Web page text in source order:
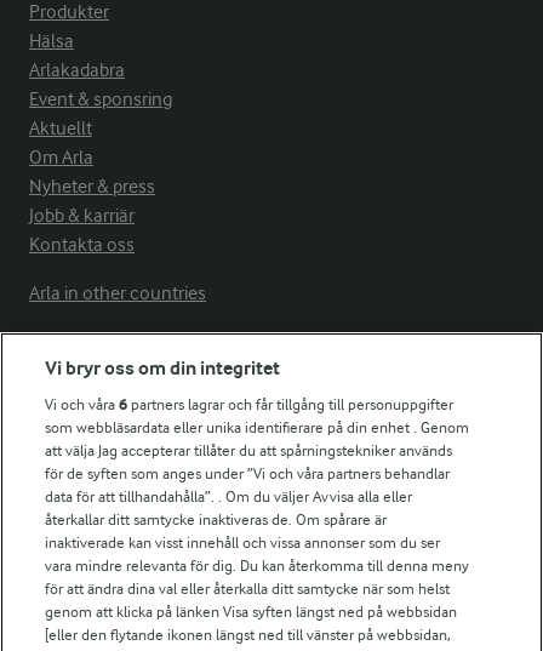
Produkter
Hälsa
Arlakadabra
Event & sponsring
Aktuellt
Om Arla
Nyheter & press
Jobb & karriär
Kontakta oss
Arla in other countries
Fler Arlasajter
För ägare
Arlas kundportal
Arla.com
Falbygdens Ost
Arla webbshop
Bildbank
Vi bryr oss om din integritet
Vi och våra6 partners lagrar och får tillgång till personuppgifter
som webbläsardata eller unika identifierare på din enhet . Genom
att välja Jag accepterar tillåter du att spårningstekniker används
för de syften som anges under ”Vi och våra partners behandlar
data för att tillhandahålla”. . Om du väljer Avvisa alla eller
återkallar ditt samtycke inaktiveras de. Om spårare är
inaktiverade kan visst innehåll och vissa annonser som du ser
vara mindre relevanta för dig. Du kan återkomma till denna meny
för att ändra dina val eller återkalla ditt samtycke när som helst
genom att klicka på länken Visa syften längst ned på webbsidan
[eller den flytande ikonen längst ned till vänster på webbsidan,